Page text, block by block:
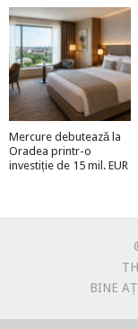
Mercure debutează la
Oradea printr-o
investiție de 15 mil. EUR
BINE